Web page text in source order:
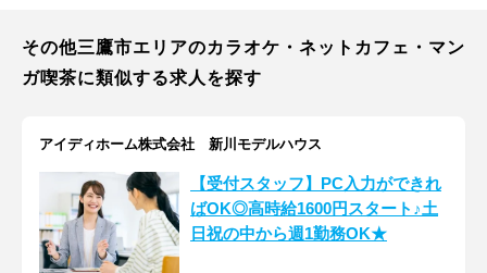
その他三鷹市エリアのカラオケ・ネットカフェ・マン
ガ喫茶に類似する求人を探す
アイディホーム株式会社 新川モデルハウス
【受付スタッフ】PC入力ができれ
ばOK◎高時給1600円スタート♪土
日祝の中から週1勤務OK★